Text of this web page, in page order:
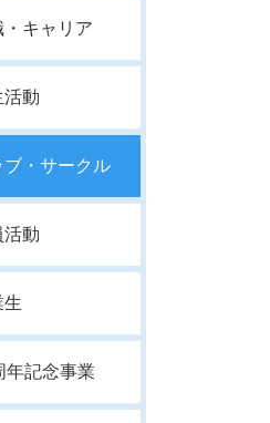
・キャリア
活動
ブ・サークル
活動
生
年記念事業